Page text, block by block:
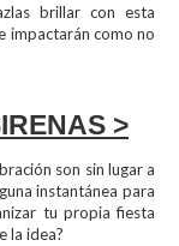
brillar con esta
impactarán como no
>
son sin lugar a
instantánea para
tu propia fiesta
la idea?